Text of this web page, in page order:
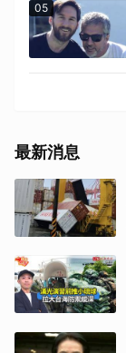
05
最新消息